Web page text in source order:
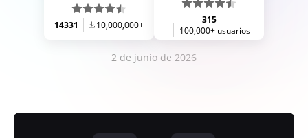
14331 10,000,000+
315
100,000+ usuarios
2 de junio de 2026